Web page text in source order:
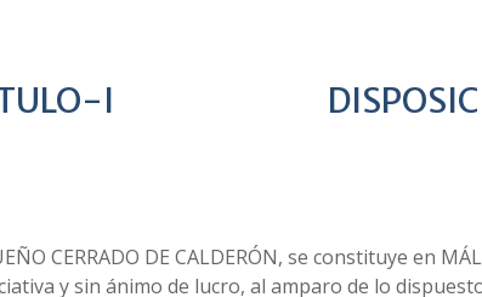
CERRADO DE CALDERÓN, se constituye en
y sin ánimo de lucro, al amparo de lo